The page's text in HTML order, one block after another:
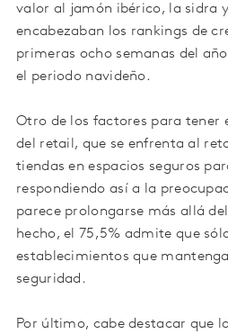
valor al jamón ibérico, la sidra
encabezaban los rankings de
primeras ocho semanas del
el periodo navideño.
Otro de los factores para tener
del retail, que se enfrenta al
tiendas en espacios seguros
respondiendo así a la
parece prolongarse más allá
hecho, el 75,5% admite que
establecimientos que
seguridad.
Por último, cabe destacar que